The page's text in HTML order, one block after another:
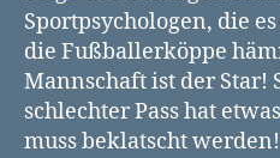
Sportpsychologen, die
die Fußballerköppe
Mannschaft ist der Star!
schlechter Pass hat
muss beklatscht